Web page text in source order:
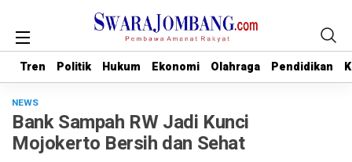
Tren Politik Hukum Ekonomi Olahraga Pendidikan
Tren Politik Hukum Ekonomi Olahraga Pendidikan
NEWS
Bank Sampah RW Jadi Kunci
Mojokerto Bersih dan Sehat